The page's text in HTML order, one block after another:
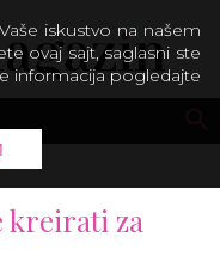
kreirati za
iskustvo na našem
ovaj sajt, saglasni ste
informacija pogledajte